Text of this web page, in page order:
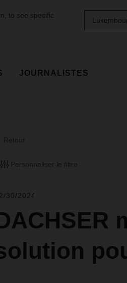
to see specific
JOURNALISTES
Retour
Personnaliser le filtre
30/2024